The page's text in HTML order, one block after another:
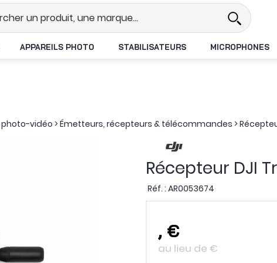
APPAREILS PHOTO STABILISATEURS MICROPHONES
vidéo >Émetteurs, récepteurs & télécommandes >
Récepteur DJI
Réf. : AR0053674
, €
au lieu de €